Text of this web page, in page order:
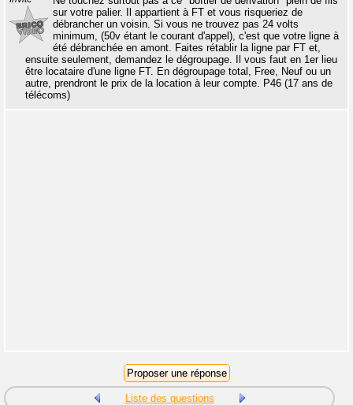
sur votre palier. Il appartient à FT et vous risqueriez de
débrancher un voisin. Si vous ne trouvez pas 24 volts
minimum, (50v étant le courant d'appel), c'est que votre ligne à
été débranchée en amont. Faites rétablir la ligne par FT et,
ensuite seulement, demandez le dégroupage. Il vous faut en 1er lieu
être locataire d'une ligne FT. En dégroupage total, Free, Neuf ou un
autre, prendront le prix de la location à leur compte. P46 (17 ans de
télécoms)
Liste des questions